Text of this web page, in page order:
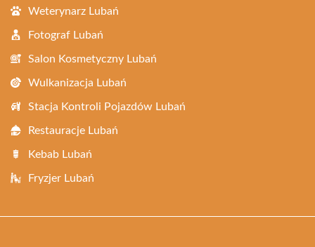
Weterynarz Lubań
Fotograf Lubań
Salon Kosmetyczny Lubań
Wulkanizacja Lubań
Stacja Kontroli Pojazdów Lubań
Restauracje Lubań
Kebab Lubań
Fryzjer Lubań